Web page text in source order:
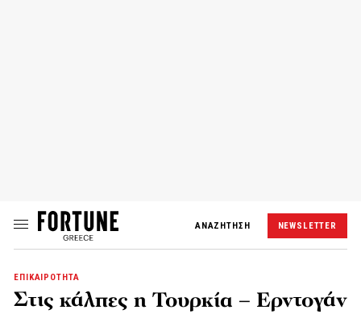
ΑΝΑΖΗΤΗΣΗ NEWSLETTER
ΕΠΙΚΑΙΡΟΤΗΤΑ
Στις κάλπες η Τουρκία – Ερντογάν